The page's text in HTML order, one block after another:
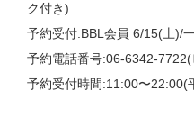
ク付き)
予約受付:BBL会員 6/15(土)/
予約電話番号:06-6342-
予約受付時間:11:00〜